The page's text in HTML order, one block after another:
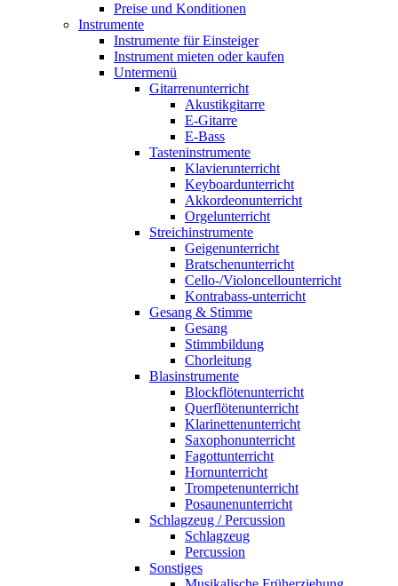
Preise und Konditionen
Instrumente
Instrumente für Einsteiger
Instrument mieten oder kaufen
Untermenü
Gitarrenunterricht
Akustikgitarre
E-Gitarre
E-Bass
Tasteninstrumente
Klavierunterricht
Keyboardunterricht
Akkordeonunterricht
Orgelunterricht
Streichinstrumente
Geigenunterricht
Bratschenunterricht
Cello-/Violoncellounterricht
Kontrabass-unterricht
Gesang & Stimme
Gesang
Stimmbildung
Chorleitung
Blasinstrumente
Blockflötenunterricht
Querflötenunterricht
Klarinettenunterricht
Saxophonunterricht
Fagottunterricht
Hornunterricht
Trompetenunterricht
Posaunenunterricht
Schlagzeug / Percussion
Schlagzeug
Percussion
Sonstiges